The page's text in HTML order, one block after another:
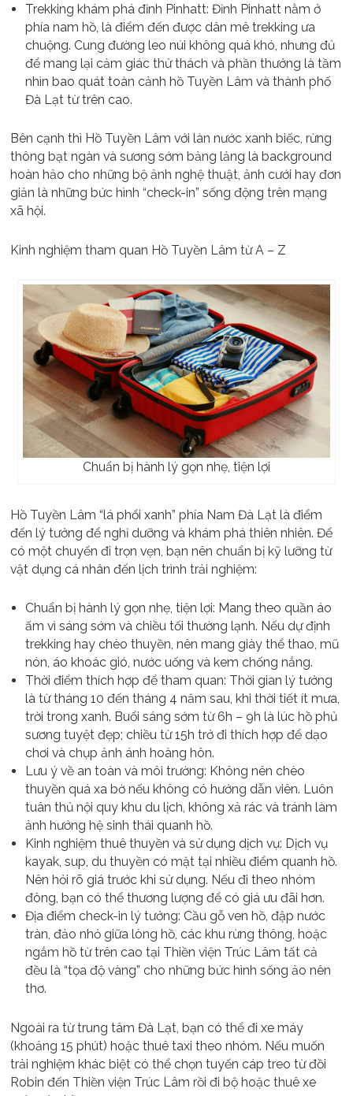
Trekking khám phá đỉnh Pinhatt: Đỉnh Pinhatt nằm ở
phía nam hồ, là điểm đến được dân mê trekking ưa
chuộng. Cung đường leo núi không quá khó, nhưng đủ
để mang lại cảm giác thử thách và phần thưởng là tầm
nhìn bao quát toàn cảnh hồ Tuyền Lâm và thành phố
Đà Lạt từ trên cao.
Bên cạnh thì Hồ Tuyền Lâm với làn nước xanh biếc, rừng
thông bạt ngàn và sương sớm bảng lảng là background
hoàn hảo cho những bộ ảnh nghệ thuật, ảnh cưới hay đơn
giản là những bức hình “check-in” sống động trên mạng
xã hội.
Kinh nghiệm tham quan Hồ Tuyền Lâm từ A – Z
Chuẩn bị hành lý gọn nhẹ, tiện lợi
Hồ Tuyền Lâm “lá phổi xanh” phía Nam Đà Lạt là điểm
đến lý tưởng để nghỉ dưỡng và khám phá thiên nhiên. Để
có một chuyến đi trọn vẹn, bạn nên chuẩn bị kỹ lưỡng từ
vật dụng cá nhân đến lịch trình trải nghiệm:
Chuẩn bị hành lý gọn nhẹ, tiện lợi: Mang theo quần áo
ấm vì sáng sớm và chiều tối thường lạnh. Nếu dự định
trekking hay chèo thuyền, nên mang giày thể thao, mũ
nón, áo khoác gió, nước uống và kem chống nắng.
Thời điểm thích hợp để tham quan: Thời gian lý tưởng
là từ tháng 10 đến tháng 4 năm sau, khi thời tiết ít mưa,
trời trong xanh. Buổi sáng sớm từ 6h – 9h là lúc hồ phủ
sương tuyệt đẹp; chiều từ 15h trở đi thích hợp để dạo
chơi và chụp ảnh ánh hoàng hôn.
Lưu ý về an toàn và môi trường: Không nên chèo
thuyền quá xa bờ nếu không có hướng dẫn viên. Luôn
tuân thủ nội quy khu du lịch, không xả rác và tránh làm
ảnh hưởng hệ sinh thái quanh hồ.
Kinh nghiệm thuê thuyền và sử dụng dịch vụ: Dịch vụ
kayak, sup, du thuyền có mặt tại nhiều điểm quanh hồ.
Nên hỏi rõ giá trước khi sử dụng. Nếu đi theo nhóm
đông, bạn có thể thương lượng để có giá ưu đãi hơn.
Địa điểm check-in lý tưởng: Cầu gỗ ven hồ, đập nước
tràn, đảo nhỏ giữa lòng hồ, các khu rừng thông, hoặc
ngắm hồ từ trên cao tại Thiền viện Trúc Lâm tất cả
đều là “tọa độ vàng” cho những bức hình sống ảo nên
thơ.
Ngoài ra từ trung tâm Đà Lạt, bạn có thể đi xe máy
(khoảng 15 phút) hoặc thuê taxi theo nhóm. Nếu muốn
trải nghiệm khác biệt có thể chọn tuyến cáp treo từ đồi
Robin đến Thiền viện Trúc Lâm rồi đi bộ hoặc thuê xe